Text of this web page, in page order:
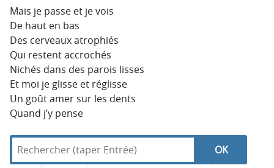
Mais je passe et je vois
De haut en bas
Des cerveaux atrophiés
Qui restent accrochés
Nichés dans des parois lisses
Et moi je glisse et réglisse
Un goût amer sur les dents
Quand j’y pense
N
R
R
d